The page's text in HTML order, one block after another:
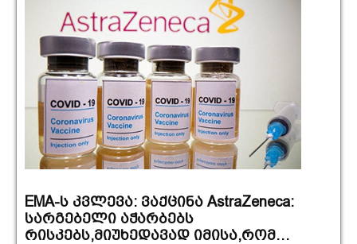
EMA-ს კვლევა: ვაქცინა AstraZeneca:
სარგებელი აჭარბებს
რისკებს,მიუხედავად იმისა,რომ…